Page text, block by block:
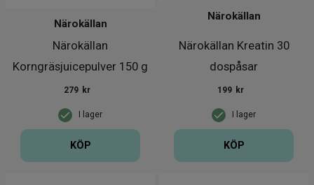
Närokällan
Korngräsjuicepulver 150 g
Närokällan
I lager
279 kr
KÖP
Närokällan Kreatin 30
dospåsar
Närokällan
I lager
199 kr
KÖP